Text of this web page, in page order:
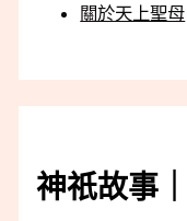
關於天上聖母
神祇故事